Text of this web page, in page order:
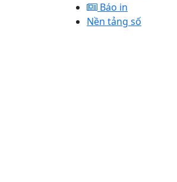
Báo in
Nền tảng số